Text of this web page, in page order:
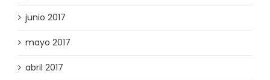
junio 2017
mayo 2017
abril 2017